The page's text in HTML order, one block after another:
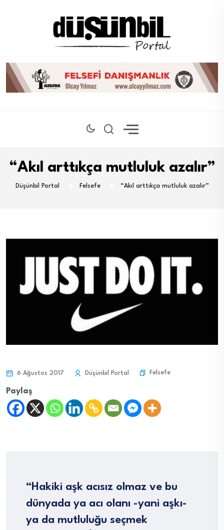
“Akıl arttıkça mutluluk azalır”
Düşünbil Portal Felsefe “Akıl arttıkça mutluluk azalır”
6 Ağustos 2017 Düşünbil Portal Felsefe
Paylaş
“Hakiki aşk acısız olmaz ve bu
dünyada ya acı olanı -yani aşkı-
ya da mutluluğu seçmek